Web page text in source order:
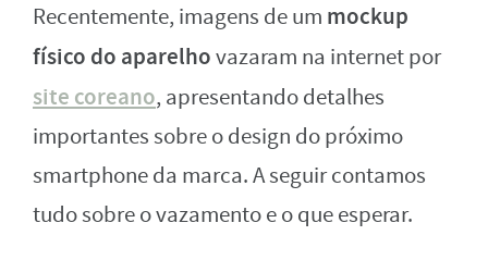
Recentemente, imagens de um mockup
físico do aparelhovazaram na internet por
site coreano, apresentando detalhes
importantes sobre o design do próximo
smartphone da marca. A seguir contamos
tudo sobre o vazamento e o que esperar.